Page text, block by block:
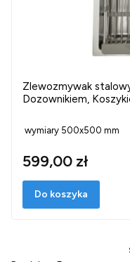
Zlewozmywak
Dozownikiem,
wymiary 500x500 mm
599,00 zł
Do koszyka